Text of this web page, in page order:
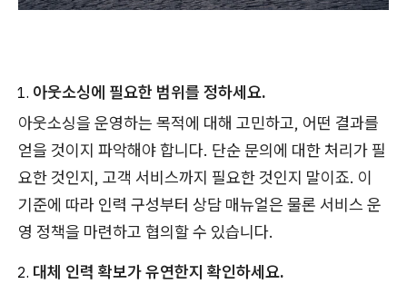
아웃소싱에 필요한 범위를 정하세요.
아웃소싱을 운영하는 목적에 대해 고민하고, 어떤 결과를
얻을 것이지 파악해야 합니다. 단순 문의에 대한 처리가 필
요한 것인지, 고객 서비스까지 필요한 것인지 말이죠. 이
기준에 따라 인력 구성부터 상담 매뉴얼은 물론 서비스 운
영 정책을 마련하고 협의할 수 있습니다.
대체 인력 확보가 유연한지 확인하세요.